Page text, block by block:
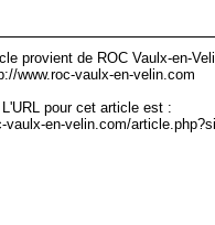
provient de ROC Vaulx-en-
www.roc-vaulx-en-velin.com
L'URL pour cet article est :
vaulx-en-velin.com/